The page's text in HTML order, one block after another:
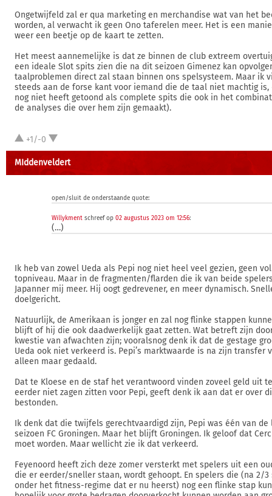
Ongetwijfeld zal er qua marketing en merchandise wat van het
worden, al verwacht ik geen Ono taferelen meer. Het is een
weer een beetje op de kaart te zetten.
Het meest aannemelijke is dat ze binnen de club extreem
een ideale Slot spits zien die na dit seizoen Gimenez kan
taalproblemen direct zal staan binnen ons spelsysteem. Maar ik
steeds aan de forse kant voor iemand die de taal niet machtig is,
nog niet heeft getoond als complete spits die ook in het
de analyses die over hem zijn gemaakt).
+1/-0
MIddenveldert
open/sluit de onderstaande quote:
Willykmentschreef op 02 augustus 2023 om 12:56:
(…)
Ik heb van zowel Ueda als Pepi nog niet heel veel gezien, geen
topniveau. Maar in de fragmenten/flarden die ik van beide
Japanner mij meer. Hij oogt gedrevener, en meer dynamisch.
doelgericht.
Natuurlijk, de Amerikaan is jonger en zal nog flinke stappen
blijft of hij die ook daadwerkelijk gaat zetten. Wat betreft zijn
kwestie van afwachten zijn; vooralsnog denk ik dat de gestage
Ueda ook niet verkeerd is. Pepi’s marktwaarde is na zijn transfer
alleen maar gedaald.
Dat te Kloese en de staf het verantwoord vinden zoveel geld uit
eerder niet zagen zitten voor Pepi, geeft denk ik aan dat er over
bestonden.
Ik denk dat die twijfels gerechtvaardigd zijn, Pepi was één van
seizoen FC Groningen. Maar het blijft Groningen. Ik geloof dat
moet worden. Maar wellicht zie ik dat verkeerd.
Feyenoord heeft zich deze zomer versterkt met spelers uit een
die er eerder/sneller staan, wordt gehoopt. En spelers die (na 2/3
onder het fitness-regime dat er nu heerst) nog een flinke stap